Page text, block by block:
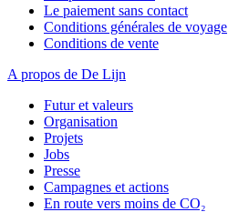
Le paiement sans contact
Conditions générales de voyage
Conditions de vente
A propos de De Lijn
Futur et valeurs
Organisation
Projets
Jobs
Presse
Campagnes et actions
En route vers moins de CO₂